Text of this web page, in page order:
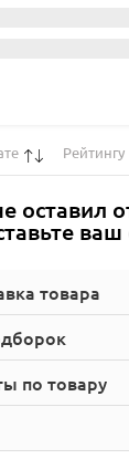
товара
Рейтингу
оставил
по товару